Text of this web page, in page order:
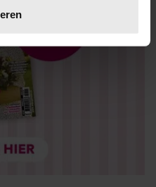
in het
en advertenties te
social media te bieden
Ook delen we
onze site met onze
en analyse. Deze